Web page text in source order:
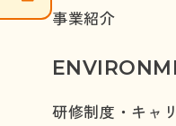
事業紹介
研修制度・キャ